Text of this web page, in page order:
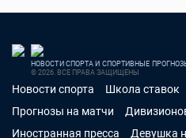
НОВОСТИ СПОРТА И СПОРТИВНЫЕ
© 2026. ВСЕ ПРАВА ЗАЩИЩЕНЫ
Новости спорта Школа ставок
Прогнозы на матчи
Иностранная пресса
Девушка